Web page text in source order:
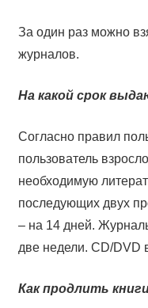
За один раз можно
журналов.
На какой срок
Согласно правил
пользователь
необходимую
последующих двух
– на 14 дней.
две недели. CD/DVD
Как продлить